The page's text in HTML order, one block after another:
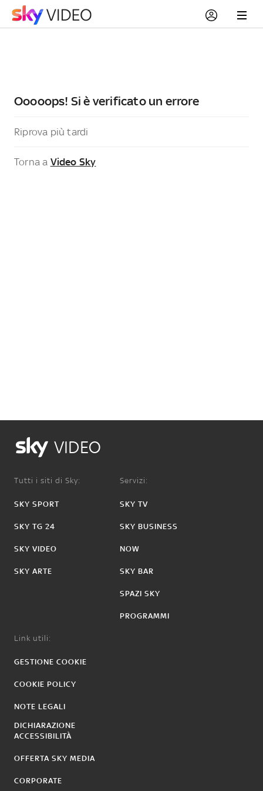
Ooooops! Si è verificato un errore
Riprova più tardi
Torna a Video Sky
VIDEO
Tutti i siti di Sky:
SKY SPORT
SKY TG 24
SKY VIDEO
SKY ARTE
Servizi:
SKY TV
SKY BUSINESS
NOW
SKY BAR
SPAZI SKY
PROGRAMMI
Link utili:
GESTIONE COOKIE
COOKIE POLICY
NOTE LEGALI
DICHIARAZIONE
ACCESSIBILITÀ
OFFERTA SKY MEDIA
CORPORATE